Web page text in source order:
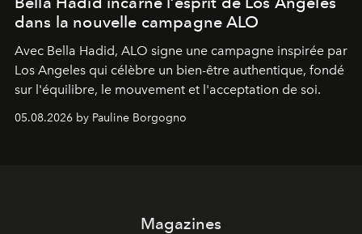
dans la nouvelle campagne ALO
Avec Bella Hadid, ALO signe une campagne inspirée par
Los Angeles qui célèbre un bien-être authentique, fondé
sur l'équilibre, le mouvement et l'acceptation de soi.
05.08.2026 by Pauline Borgogno
Magazines